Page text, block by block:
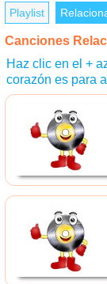
Playlist
Canciones
Haz clic en el +
corazón es para